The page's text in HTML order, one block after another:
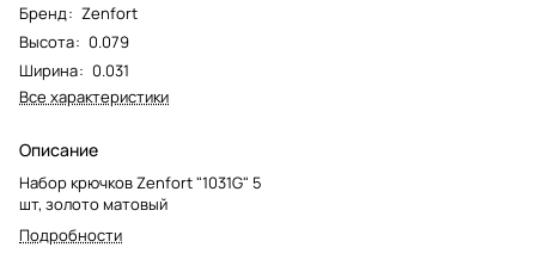
Бренд: Zenfort
Высота: 0.079
Ширина: 0.031
Все характеристики
Описание
Набор крючков Zenfort "1031G" 5
шт, золото матовый
Подробности